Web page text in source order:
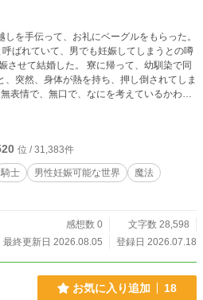
を手伝って、お礼にベーグルをもらった。
ばれていて、男でも妊娠してしまうとの噂
させて結婚した。 寮に帰って、幼馴染で同
突然、身体が熱を持ち、押し倒されてしま
表情で、無口で、なにを考えているかわか
さも執着も全部伝わってきて……？ 執着
止。 ※ムーンライ
位 / 31,383件
騎士 男性妊娠可能な世界
魔法
感想数 0
文字数 28,598
最終更新日 2026.08.05
登録日 2026.07.18
お気に入り追加 18